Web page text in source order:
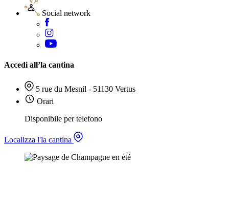
Social network
Accedi all’la cantina
5 rue du Mesnil - 51130 Vertus
Orari
Disponibile per telefono
Localizza l'la cantina